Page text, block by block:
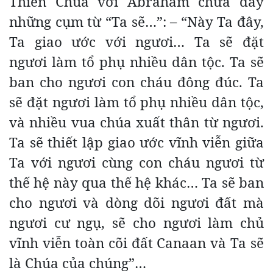
những cụm từ “Ta sẽ…”: – “Này Ta đây,
Ta giao ước với ngươi… Ta sẽ đặt
ngươi làm tổ phụ nhiều dân tộc. Ta sẽ
ban cho ngươi con cháu đông đúc. Ta
sẽ đặt ngươi làm tổ phụ nhiều dân tộc,
và nhiều vua chúa xuất thân từ ngươi.
Ta sẽ thiết lập giao ước vĩnh viễn giữa
Ta với ngươi cùng con cháu ngươi từ
thế hệ này qua thế hệ khác… Ta sẽ ban
cho ngươi và dòng dõi ngươi đất mà
ngươi cư ngụ, sẽ cho ngươi làm chủ
vĩnh viễn toàn cõi đất Canaan và Ta sẽ
là Chúa của chúng”…